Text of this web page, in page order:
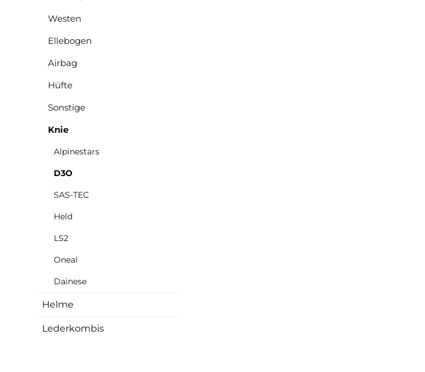
Westen
Ellebogen
Airbag
Hüfte
Sonstige
Knie
Alpinestars
D3O
SAS-TEC
Held
LS2
Oneal
Dainese
Helme
Lederkombis